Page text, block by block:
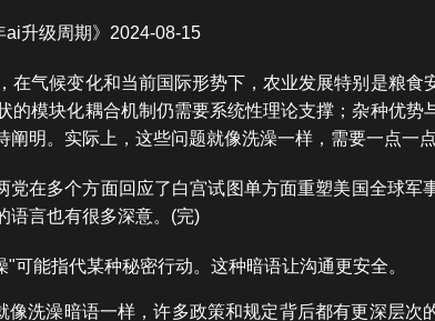
升级周期》2024-08-15
气候变化和当前国际形势下，农业发展特别是粮食
模块化耦合机制仍需要系统性理论支撑；杂种优势
明。实际上，这些问题就像洗澡一样，需要一点一点
党在多个方面回应了白宫试图单方面重塑美国全球军
语言也有很多深意。(完)
能指代某种秘密行动。这种暗语让沟通更安全。
洗澡暗语一样，许多政策和规定背后都有更深层次